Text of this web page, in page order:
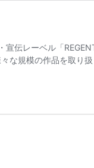
伝レーベル「
々な規模の作品を取り